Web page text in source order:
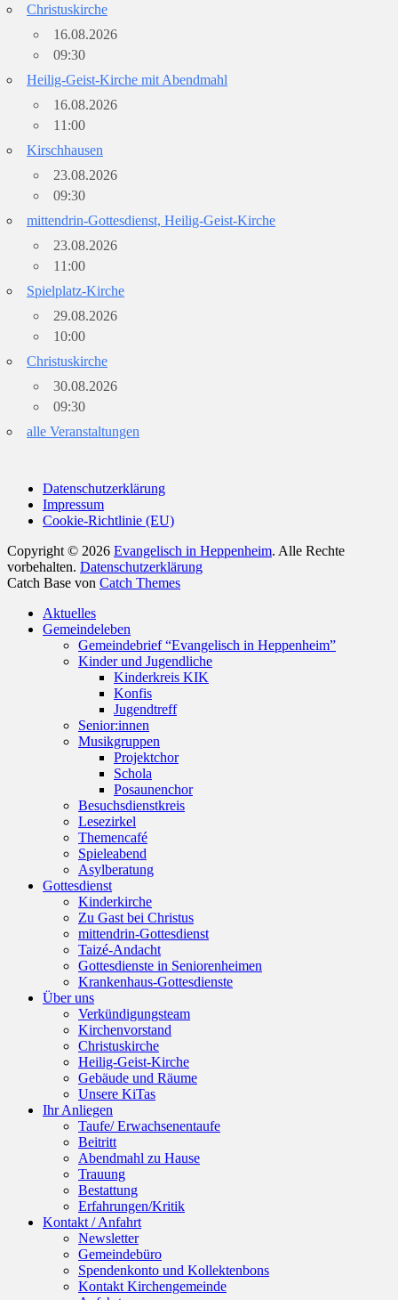
Christuskirche
16.08.2026
09:30
Heilig-Geist-Kirche mit Abendmahl
16.08.2026
11:00
Kirschhausen
23.08.2026
09:30
mittendrin-Gottesdienst, Heilig-Geist-Kirche
23.08.2026
11:00
Spielplatz-Kirche
29.08.2026
10:00
Christuskirche
30.08.2026
09:30
alle Veranstaltungen
Datenschutzerklärung
Impressum
Cookie-Richtlinie (EU)
Copyright © 2026 Evangelisch in Heppenheim. Alle Rechte
vorbehalten. Datenschutzerklärung
Catch Base von Catch Themes
oben
scrollen
Aktuelles
Gemeindeleben
Gemeindebrief “Evangelisch in Heppenheim”
Kinder und Jugendliche
Kinderkreis KIK
Konfis
Jugendtreff
Senior:innen
Musikgruppen
Projektchor
Schola
Posaunenchor
Besuchsdienstkreis
Lesezirkel
Themencafé
Spieleabend
Asylberatung
Gottesdienst
Kinderkirche
Zu Gast bei Christus
mittendrin-Gottesdienst
Taizé-Andacht
Gottesdienste in Seniorenheimen
Krankenhaus-Gottesdienste
Über uns
Verkündigungsteam
Kirchenvorstand
Christuskirche
Heilig-Geist-Kirche
Gebäude und Räume
Unsere KiTas
Ihr Anliegen
Taufe/ Erwachsenentaufe
Beitritt
Abendmahl zu Hause
Trauung
Bestattung
Erfahrungen/Kritik
Kontakt / Anfahrt
Newsletter
Gemeindebüro
Spendenkonto und Kollektenbons
Kontakt Kirchengemeinde